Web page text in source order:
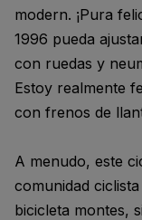
modern. ¡Pura
1996 pueda
con ruedas y
Estoy realmente
con frenos de
A menudo, este
comunidad
bicicleta montes,